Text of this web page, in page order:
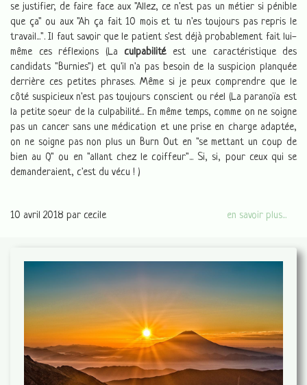
se justifier, de faire face aux "Allez, ce n'est pas un métier si pénible
que ça" ou aux "Ah ça fait 10 mois et tu n'es toujours pas repris le
travail...". Il faut savoir que le patient s'est déjà probablement fait lui-
même ces réflexions (La culpabilitéest une caractéristique des
candidats "Burnies") et qu'il n'a pas besoin de la suspicion planquée
derrière ces petites phrases. Même si je peux comprendre que le
côté suspicieux n'est pas toujours conscient ou réel (La paranoïa est
la petite soeur de la culpabilité... En même temps, comme on ne soigne
pas un cancer sans une médication et une prise en charge adaptée,
on ne soigne pas non plus un Burn Out en "se mettant un coup de
bien au Q" ou en "allant chez le coiffeur"... Si, si, pour ceux qui se
demanderaient, c'est du vécu ! )
10 avril 2018 par cecile en savoir plus...